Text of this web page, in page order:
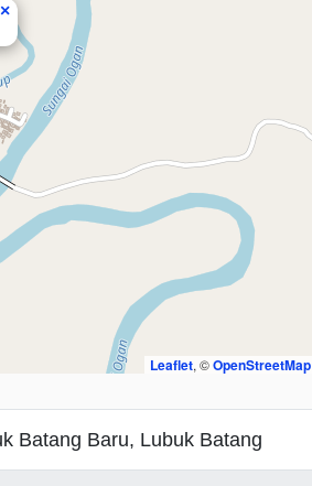
×
Leaflet, ©OpenStreetMap
Batang Baru, Lubuk Batang